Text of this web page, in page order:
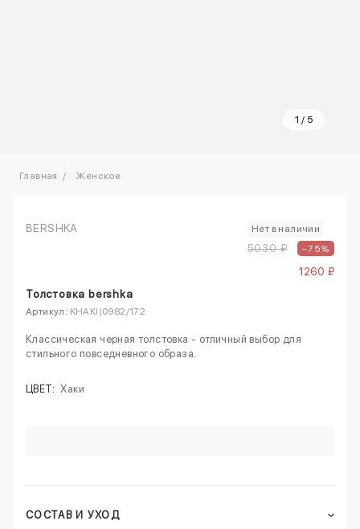
1 / 5
Главная Женское
BERSHKA Нет в наличии
5030 ₽ –75%
1260 ₽
Толстовка bershka
Артикул: KHAKI|0982/172
Классическая черная толстовка - отличный выбор для
стильного повседневного образа.
ЦВЕТ: Хаки
СОСТАВ И УХОД